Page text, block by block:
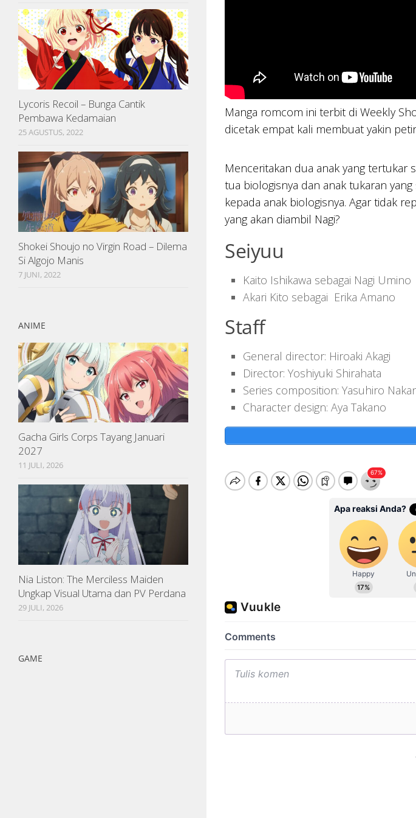
Manga romcom ini terbit di Weekly
dicetak empat kali membuat yakin
Menceritakan dua anak yang tertukar
tua biologisnya dan anak tukaran
kepada anak biologisnya. Agar tidak
yang akan diambil Nagi?
Seiyuu
Kaito Ishikawa sebagai Nagi Umino
Akari Kito sebagai Erika Amano
Staff
General director: Hiroaki Akagi
Director: Yoshiyuki Shirahata
Series composition: Yasuhiro
Character design: Aya Takano
Lycoris Recoil – Bunga Cantik
Pembawa Kedamaian
25 AGUSTUS, 2022
Shokei Shoujo no Virgin Road – Dilema
Si Algojo Manis
7 JUNI, 2022
ANIME
Gacha Girls Corps Tayang Januari
2027
11 JULI, 2026
Nia Liston: The Merciless Maiden
Ungkap Visual Utama dan PV Perdana
29 JULI, 2026
GAME